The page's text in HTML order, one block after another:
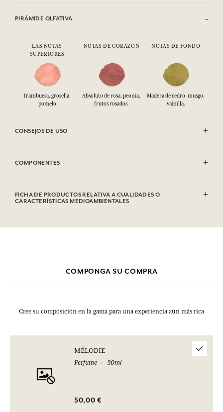
PIRÁMIDE OLFATIVA
LAS NOTAS
SUPERIORES
NOTAS DE CORAZON NOTAS DE FONDO
frambuesa, grosella,
pomelo
Absoluto de rosa, peonía,
frutos rosados ​
Madera de cedro, musgo,
vainilla.
CONSEJOS DE USO
COMPONENTES
Hydroxycitronellal, Citronellol, Limonene, Linalool, Geraniol, Citral
FICHA DE PRODUCTOS RELATIVA A CUALIDADES O
CARACTERÍSTICAS MEDIOAMBIENTALES
Por favor, consulte las cualidades o características medioambientales
COMPONGA SU COMPRA
Cree su composición en la gama para una experiencia aún más rica
MÉLODIE
Perfume
30ml
50,00 €